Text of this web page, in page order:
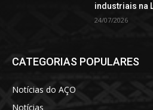
industriais na
24/07/2026
CATEGORIAS POPULARES
Notícias do AÇO
Notícias